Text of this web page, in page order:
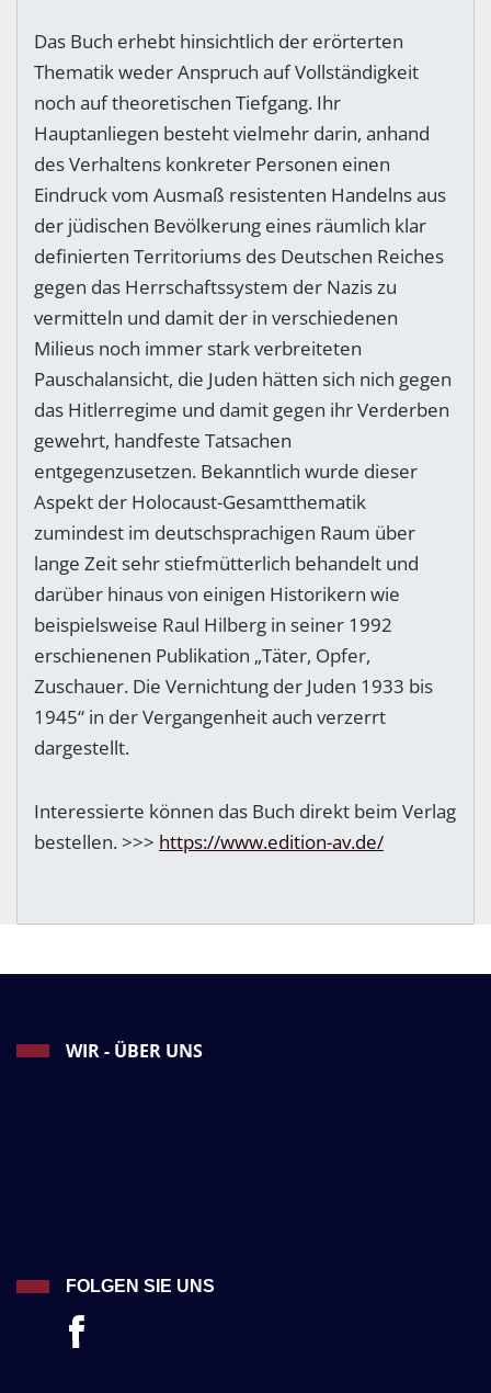
Das Buch erhebt hinsichtlich der erörterten
Thematik weder Anspruch auf Vollständigkeit
noch auf theoretischen Tiefgang. Ihr
Hauptanliegen besteht vielmehr darin, anhand
des Verhaltens konkreter Personen einen
Eindruck vom Ausmaß resistenten Handelns aus
der jüdischen Bevölkerung eines räumlich klar
definierten Territoriums des Deutschen Reiches
gegen das Herrschaftssystem der Nazis zu
vermitteln und damit der in verschiedenen
Milieus noch immer stark verbreiteten
Pauschalansicht, die Juden hätten sich nich gegen
das Hitlerregime und damit gegen ihr Verderben
gewehrt, handfeste Tatsachen
entgegenzusetzen. Bekanntlich wurde dieser
Aspekt der Holocaust-Gesamtthematik
zumindest im deutschsprachigen Raum über
lange Zeit sehr stiefmütterlich behandelt und
darüber hinaus von einigen Historikern wie
beispielsweise Raul Hilberg in seiner 1992
erschienenen Publikation „Täter, Opfer,
Zuschauer. Die Vernichtung der Juden 1933 bis
1945“ in der Vergangenheit auch verzerrt
dargestellt.
Interessierte können das Buch direkt beim Verlag
bestellen. >>> https://www.edition-av.de/
WIR - ÜBER UNS
FOLGEN SIE UNS